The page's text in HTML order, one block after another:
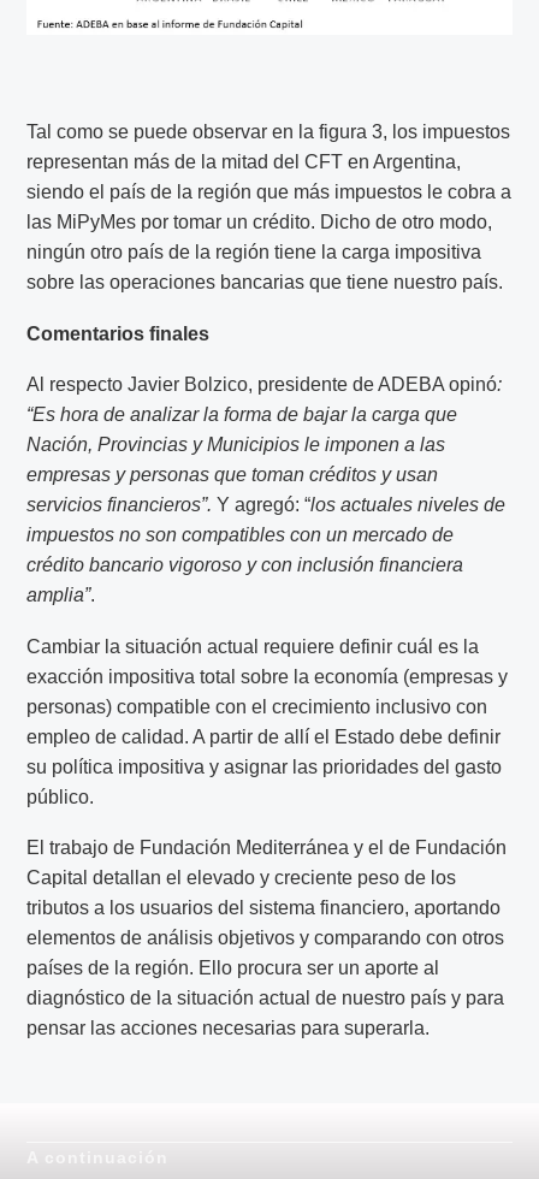
Tal como se puede observar en la figura 3, los impuestos
representan más de la mitad del CFT en Argentina,
siendo el país de la región que más impuestos le cobra a
las MiPyMes por tomar un crédito. Dicho de otro modo,
ningún otro país de la región tiene la carga impositiva
sobre las operaciones bancarias que tiene nuestro país.
Comentarios finales
Al respecto Javier Bolzico, presidente de ADEBA opinó:
“Es hora de analizar la forma de bajar la carga que
Nación, Provincias y Municipios le imponen a las
empresas y personas que toman créditos y usan
servicios financieros”.Y agregó: “los actuales niveles de
impuestos no son compatibles con un mercado de
crédito bancario vigoroso y con inclusión financiera
amplia”.
Cambiar la situación actual requiere definir cuál es la
exacción impositiva total sobre la economía (empresas y
personas) compatible con el crecimiento inclusivo con
empleo de calidad. A partir de allí el Estado debe definir
su política impositiva y asignar las prioridades del gasto
público.
El trabajo de Fundación Mediterránea y el de Fundación
Capital detallan el elevado y creciente peso de los
tributos a los usuarios del sistema financiero, aportando
elementos de análisis objetivos y comparando con otros
países de la región. Ello procura ser un aporte al
diagnóstico de la situación actual de nuestro país y para
pensar las acciones necesarias para superarla.